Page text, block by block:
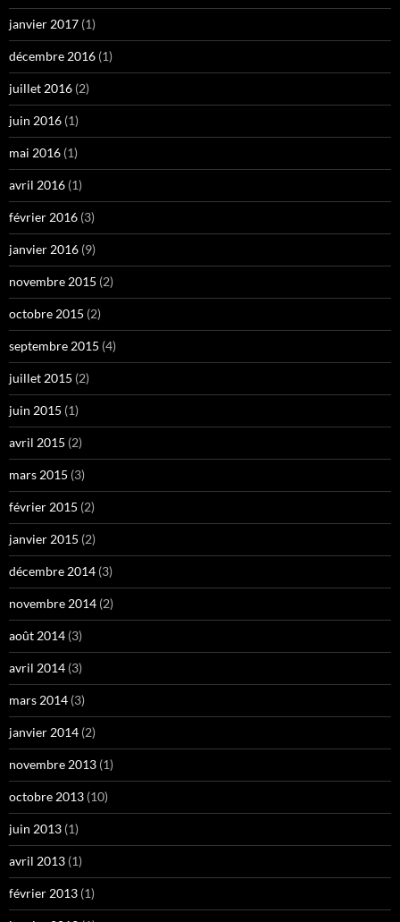
janvier 2017 (1)
décembre 2016 (1)
juillet 2016 (2)
juin 2016 (1)
mai 2016 (1)
avril 2016 (1)
février 2016 (3)
janvier 2016 (9)
novembre 2015 (2)
octobre 2015 (2)
septembre 2015 (4)
juillet 2015 (2)
juin 2015 (1)
avril 2015 (2)
mars 2015 (3)
février 2015 (2)
janvier 2015 (2)
décembre 2014 (3)
novembre 2014 (2)
août 2014 (3)
avril 2014 (3)
mars 2014 (3)
janvier 2014 (2)
novembre 2013 (1)
octobre 2013 (10)
juin 2013 (1)
avril 2013 (1)
février 2013 (1)